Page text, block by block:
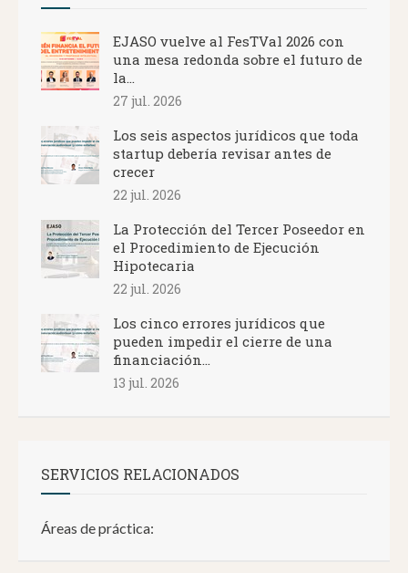
EJASO vuelve al FesTVal 2026 con
una mesa redonda sobre el futuro de
la...
27 jul. 2026
Los seis aspectos jurídicos que toda
startup debería revisar antes de
crecer
22 jul. 2026
La Protección del Tercer Poseedor en
el Procedimiento de Ejecución
Hipotecaria
22 jul. 2026
Los cinco errores jurídicos que
pueden impedir el cierre de una
financiación...
13 jul. 2026
SERVICIOS RELACIONADOS
Áreas de práctica: